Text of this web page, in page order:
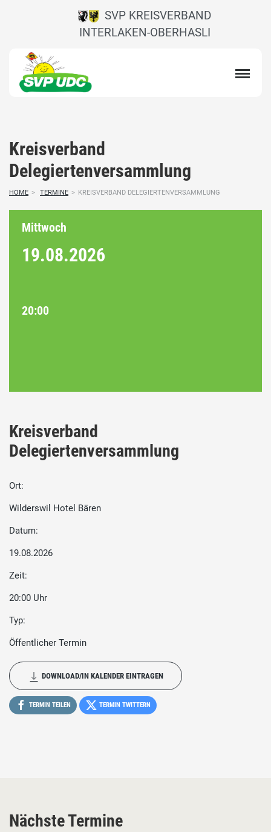
SVP KREISVERBAND
INTERLAKEN-OBERHASLI
Kreisverband
Delegiertenversammlung
HOME > TERMINE > KREISVERBAND DELEGIERTENVERSAMMLUNG
Mittwoch
19.08.2026
20:00
Kreisverband
Delegiertenversammlung
Ort:
Wilderswil Hotel Bären
Datum:
19.08.2026
Zeit:
20:00 Uhr
Typ:
Öffentlicher Termin
DOWNLOAD/IN KALENDER EINTRAGEN
TERMIN TEILEN TERMIN TWITTERN
Nächste Termine